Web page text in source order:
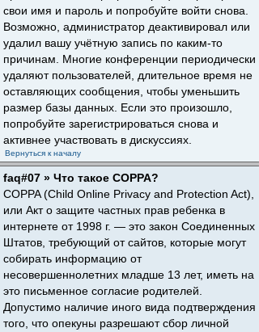
свои имя и пароль и попробуйте войти снова.
Возможно, администратор деактивировал или
удалил вашу учётную запись по каким-то
причинам. Многие конференции периодически
удаляют пользователей, длительное время не
оставляющих сообщения, чтобы уменьшить
размер базы данных. Если это произошло,
попробуйте зарегистрироваться снова и
активнее участвовать в дискуссиях.
Вернуться к началу
faq#07 » Что такое COPPA?
COPPA (Child Online Privacy and Protection Act),
или Акт о защите частных прав ребенка в
интернете от 1998 г. — это закон Соединенных
Штатов, требующий от сайтов, которые могут
собирать информацию от
несовершеннолетних младше 13 лет, иметь на
это письменное согласие родителей.
Допустимо наличие иного вида подтверждения
того, что опекуны разрешают сбор личной